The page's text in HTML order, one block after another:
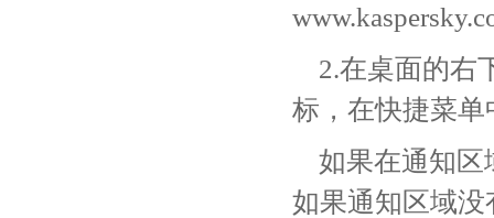
2.在桌面的右
标，在快捷菜单
如果在通知区
如果通知区域